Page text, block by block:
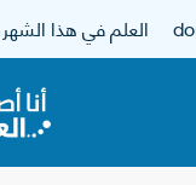
العلم في هذا الشهر